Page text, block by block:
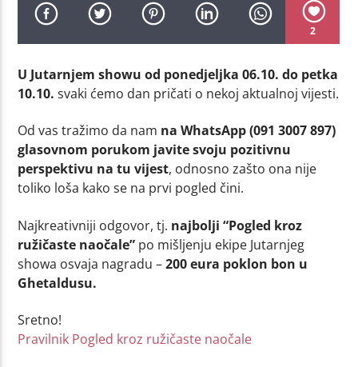
2
U Jutarnjem showu od ponedjeljka 06.10. do petka
10.10. svaki ćemo dan pričati o nekoj aktualnoj vijesti.
Od vas tražimo da nam na WhatsApp (091 3007 897)
glasovnom porukom javite svoju pozitivnu
perspektivu na tu vijest, odnosno zašto ona nije
toliko loša kako se na prvi pogled čini.
Najkreativniji odgovor, tj. najbolji “Pogled kroz
ružičaste naočale” po mišljenju ekipe Jutarnjeg
showa osvaja nagradu –200 eura poklon bon u
Ghetaldusu.
Sretno!
Pravilnik Pogled kroz ružičaste naočale